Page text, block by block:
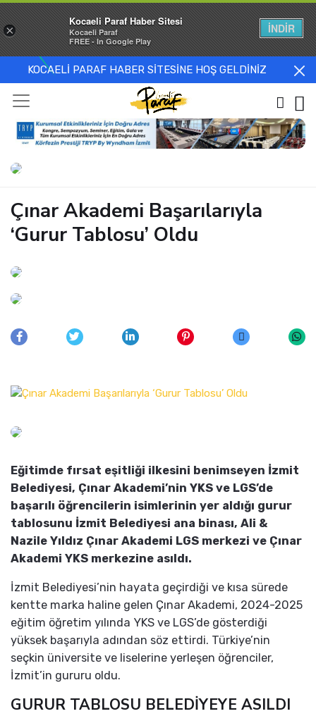
KOCAELİ PARAF HABER SİTESİNE HOŞ GELDİNİZ
Çınar Akademi Başarılarıyla
‘Gurur Tablosu’ Oldu
Eğitimde fırsat eşitliği ilkesini benimseyen İzmit
Belediyesi, Çınar Akademi’nin YKS ve LGS’de
başarılı öğrencilerin isimlerinin yer aldığı gurur
tablosunu İzmit Belediyesi ana binası, Ali &
Nazile Yıldız Çınar Akademi LGS merkezi ve Çınar
Akademi YKS merkezine asıldı.
İzmit Belediyesi’nin hayata geçirdiği ve kısa sürede
kentte marka haline gelen Çınar Akademi, 2024-2025
eğitim öğretim yılında YKS ve LGS’de gösterdiği
yüksek başarıyla adından söz ettirdi. Türkiye’nin
seçkin üniversite ve liselerine yerleşen öğrenciler,
İzmit’in gururu oldu.
GURUR TABLOSU BELEDİYEYE ASILDI
×
Kocaeli Paraf Haber Sitesi
Kocaeli Paraf
FREE - In Google Play
İNDİR